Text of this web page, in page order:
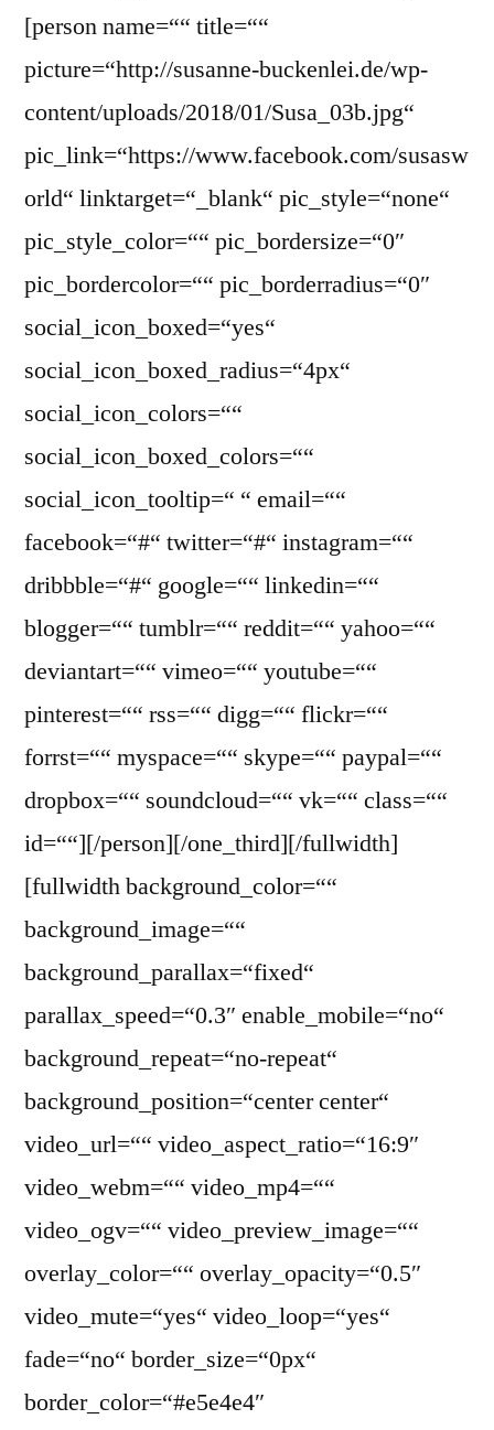
[person name=““ title=““
picture=“http://susanne-buckenlei.de/wp-
content/uploads/2018/01/Susa_03b.jpg“
pic_link=“https://www.facebook.com/susasw
orld“ linktarget=“_blank“ pic_style=“none“
pic_style_color=““ pic_bordersize=“0″
pic_bordercolor=““ pic_borderradius=“0″
social_icon_boxed=“yes“
social_icon_boxed_radius=“4px“
social_icon_colors=““
social_icon_boxed_colors=““
social_icon_tooltip=“ “ email=““
facebook=“#“ twitter=“#“ instagram=““
dribbble=“#“ google=““ linkedin=““
blogger=““ tumblr=““ reddit=““ yahoo=““
deviantart=““ vimeo=““ youtube=““
pinterest=““ rss=““ digg=““ flickr=““
forrst=““ myspace=““ skype=““ paypal=““
dropbox=““ soundcloud=““ vk=““ class=““
id=““][/person][/one_third][/fullwidth]
[fullwidth background_color=““
background_image=““
background_parallax=“fixed“
parallax_speed=“0.3″ enable_mobile=“no“
background_repeat=“no-repeat“
background_position=“center center“
video_url=““ video_aspect_ratio=“16:9″
video_webm=““ video_mp4=““
video_ogv=““ video_preview_image=““
overlay_color=““ overlay_opacity=“0.5″
video_mute=“yes“ video_loop=“yes“
fade=“no“ border_size=“0px“
border_color=“#e5e4e4″